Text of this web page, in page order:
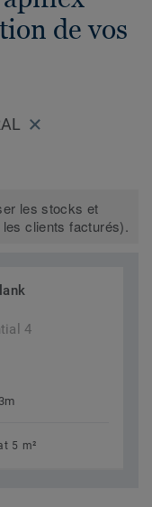
de vos
les stocks et
clients facturés).
4
5 m²